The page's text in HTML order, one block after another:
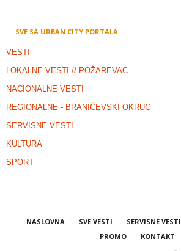
SVE SA URBAN CITY PORTALA
VESTI
LOKALNE VESTI // POŽAREVAC
NACIONALNE VESTI
REGIONALNE - BRANIČEVSKI OKRUG
SERVISNE VESTI
KULTURA
SPORT
NASLOVNA SVE VESTI SERVISNE VESTI
PROMO
KONTAKT